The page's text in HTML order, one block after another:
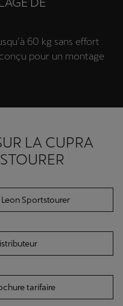
60 kg sans effort
pour un montage
LA CUPRA
Sportstourer
tarifaire